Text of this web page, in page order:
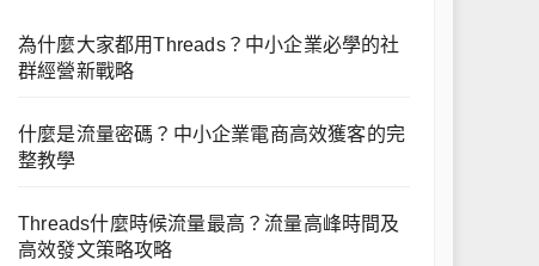
為什麼大家都用Threads？中小企業必學的社
群經營新戰略
什麼是流量密碼？中小企業電商高效獲客的完
整教學
Threads什麼時候流量最高？流量高峰時間及
高效發文策略攻略